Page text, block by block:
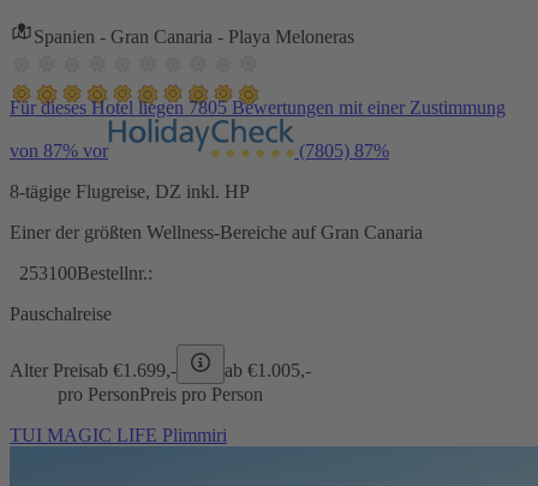
Spanien - Gran Canaria - Playa Meloneras
Für dieses Hotel liegen 7805 Bewertungen mit einer Zustimmung
von 87% vor (7805) 87%
8-tägige Flugreise, DZ inkl. HP
Einer der größten Wellness-Bereiche auf Gran Canaria
253100Bestellnr.:
Pauschalreise
Alter Preisab €1.699,- ab €1.005,-
pro PersonPreis pro Person
TUI MAGIC LIFE Plimmiri